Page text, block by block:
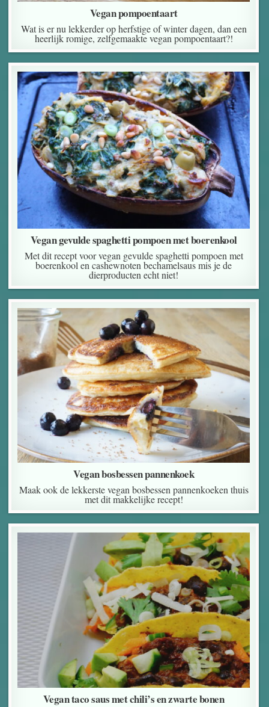
Vegan pompoentaart
Wat is er nu lekkerder op herfstige of winter dagen, dan een
heerlijk romige, zelfgemaakte vegan pompoentaart?!
Vegan gevulde spaghetti pompoen met boerenkool
Met dit recept voor vegan gevulde spaghetti pompoen met
boerenkool en cashewnoten bechamelsaus mis je de
dierproducten echt niet!
Vegan bosbessen pannenkoek
Maak ook de lekkerste vegan bosbessen pannenkoeken thuis
met dit makkelijke recept!
Vegan taco saus met chili’s en zwarte bonen